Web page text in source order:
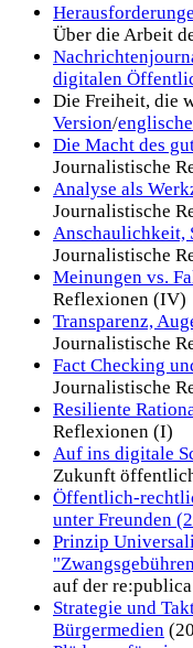
Über die Arbeit
digitalen
Die Freiheit, die
Version/
Die Macht des
Journalistische
Analyse als
Journalistische
Anschaulichkeit,
Journalistische
Meinungen vs.
Reflexionen (IV)
Transparenz,
Journalistische
Fact Checking
Journalistische
Resiliente
Reflexionen (I)
Auf ins digitale
Zukunft
Öffentlich-
unter Freunden
Prinzip
auf der
Strategie und
Bürgermedien